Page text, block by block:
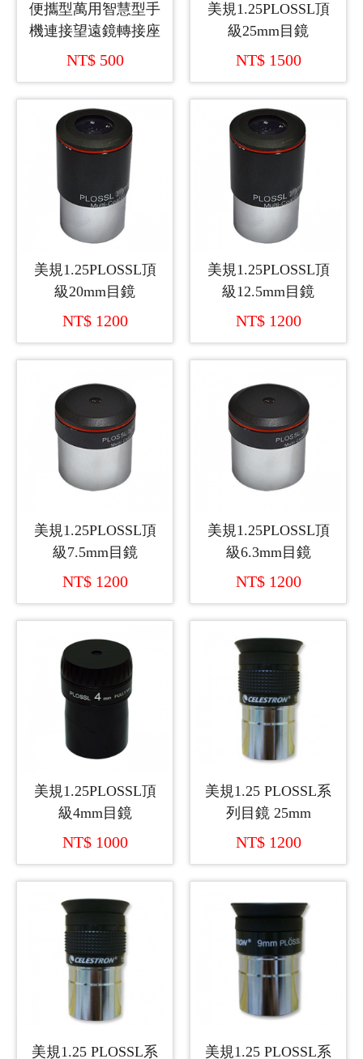
便攜型萬用智慧型手
機連接望遠鏡轉接座
NT$ 500
美規1.25PLOSSL頂
級25mm目鏡
NT$ 1500
美規1.25PLOSSL頂
級20mm目鏡
NT$ 1200
美規1.25PLOSSL頂
級12.5mm目鏡
NT$ 1200
美規1.25PLOSSL頂
級7.5mm目鏡
NT$ 1200
美規1.25PLOSSL頂
級6.3mm目鏡
NT$ 1200
美規1.25PLOSSL頂
級4mm目鏡
NT$ 1000
美規1.25 PLOSSL系
列目鏡 25mm
NT$ 1200
美規1.25 PLOSSL系 美規1.25 PLOSSL系